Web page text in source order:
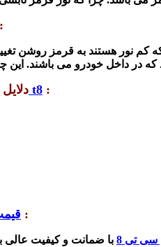
:
نور هستند به قرمز روشن
چراغ خطرعقب کی ام سی t8 :
:
تی 8